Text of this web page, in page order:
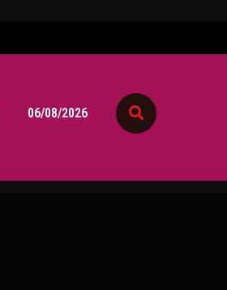
06/08/2026